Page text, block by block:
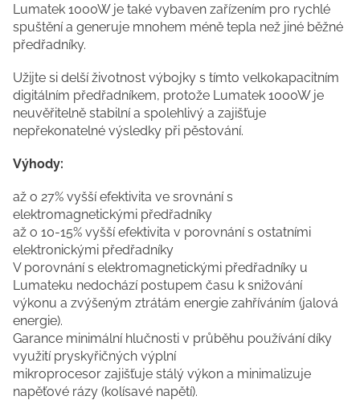
Lumatek 1000W je také vybaven zařízením pro rychlé
spuštění a generuje mnohem méně tepla než jiné běžné
předřadníky.
Užijte si delší životnost výbojky s tímto velkokapacitním
digitálním předřadníkem, protože Lumatek 1000W je
neuvěřitelně stabilní a spolehlivý a zajišťuje
nepřekonatelné výsledky při pěstování.
Výhody:
až o 27% vyšší efektivita ve srovnání s
elektromagnetickými předřadníky
až o 10-15% vyšší efektivita v porovnání s ostatními
elektronickými předřadníky
V porovnání s elektromagnetickými předřadníky u
Lumateku nedochází postupem času k snižování
výkonu a zvýšeným ztrátám energie zahříváním (jalová
energie).
Garance minimální hlučnosti v průběhu používání díky
využití pryskyřičných výplní
mikroprocesor zajišťuje stálý výkon a minimalizuje
napěťové rázy (kolísavé napětí).